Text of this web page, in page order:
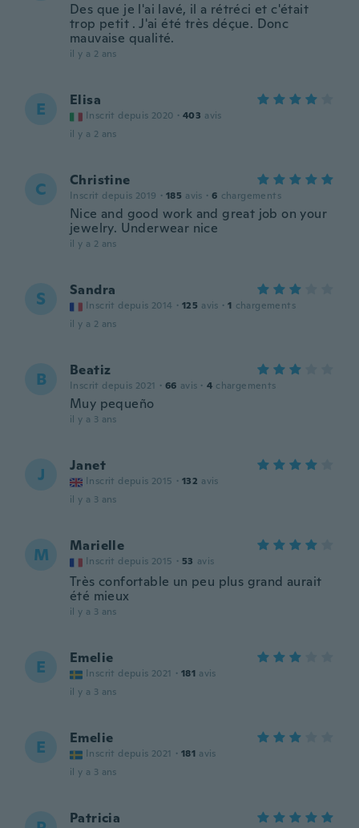
Des que je l'ai lavé, il a rétréci et c'était
trop petit . J'ai été très déçue. Donc
mauvaise qualité.
il y a 2 ans
E Elisa
Inscrit depuis 2020 · 403 avis
il y a 2 ans
C Christine
Inscrit depuis 2019 · 185 avis · 6 chargements
Nice and good work and great job on your
jewelry. Underwear nice
il y a 2 ans
S Sandra
Inscrit depuis 2014 · 125 avis · 1 chargements
il y a 2 ans
B Beatiz
Inscrit depuis 2021 · 66 avis · 4 chargements
Muy pequeño
il y a 3 ans
J Janet
Inscrit depuis 2015 · 132 avis
il y a 3 ans
M Marielle
Inscrit depuis 2015 · 53 avis
Très confortable un peu plus grand aurait
été mieux
il y a 3 ans
E Emelie
Inscrit depuis 2021 · 181 avis
il y a 3 ans
E Emelie
Inscrit depuis 2021 · 181 avis
il y a 3 ans
Patricia